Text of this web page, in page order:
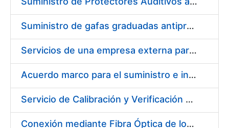
Suministro de gafas graduadas antiproyecciones para los trabajadores de la FNMT-RCM en los centros de trabajo de Madrid y Burgos
Servicios de una empresa externa para el asesoramiento y resolución de los recursos de alzada que se presentan relacionados con procesos de selección para la FNMT-RCM
Acuerdo marco para el suministro e instalación de persianas, estores y otros complementos
Servicio de Calibración y Verificación Externa de los Equipos de Medición del Servicio de Prevención de la FNMT-RCM
Conexión mediante Fibra Óptica de los Centros de Proceso de Datos (CPDs) de las sedes de la FNMT-RCM de Burgos y Madrid